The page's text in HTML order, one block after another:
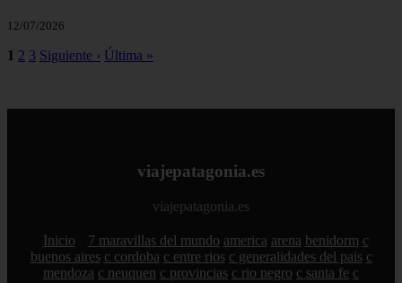
12/07/2026
1 2 3 Siguiente › Última »
viajepatagonia.es
viajepatagonia.es
Inicio 7 maravillas del mundo america arena benidorm c
buenos aires c cordoba c entre rios c generalidades del pais c
mendoza c neuquen c provincias c rio negro c santa fe c